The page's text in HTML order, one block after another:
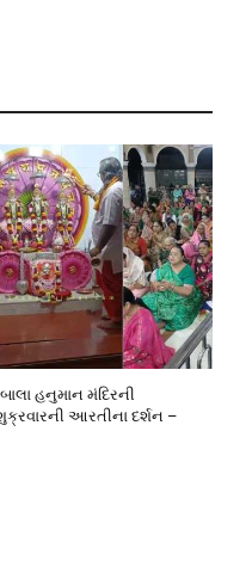
હનુમાન મંદિરની
આરતીના દર્શન –